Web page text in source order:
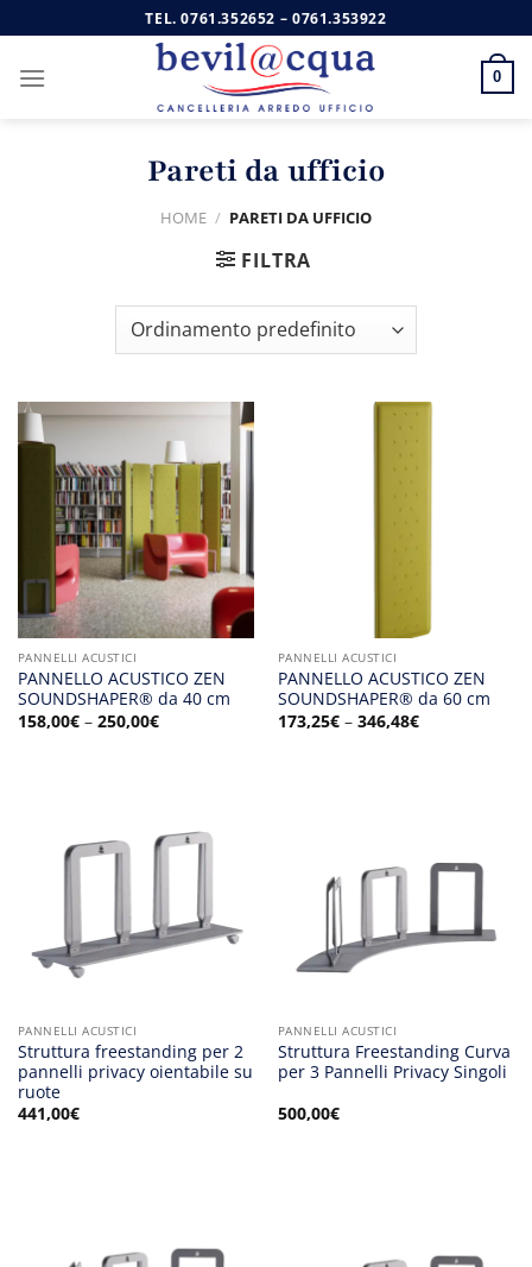
ai
contenuti
TEL.0761.352652 – 0761.353922
0
Pareti da ufficio
HOME / PARETI DA UFFICIO
FILTRA
PANNELLI ACUSTICI
PANNELLO ACUSTICO ZEN
SOUNDSHAPER® da 40 cm
158,00€– 250,00€
PANNELLI ACUSTICI
PANNELLO ACUSTICO ZEN
SOUNDSHAPER® da 60 cm
173,25€– 346,48€
PANNELLI ACUSTICI
Struttura freestanding per 2
pannelli privacy oientabile su
ruote
441,00€
PANNELLI ACUSTICI
Struttura Freestanding Curva
per 3 Pannelli Privacy Singoli
500,00€